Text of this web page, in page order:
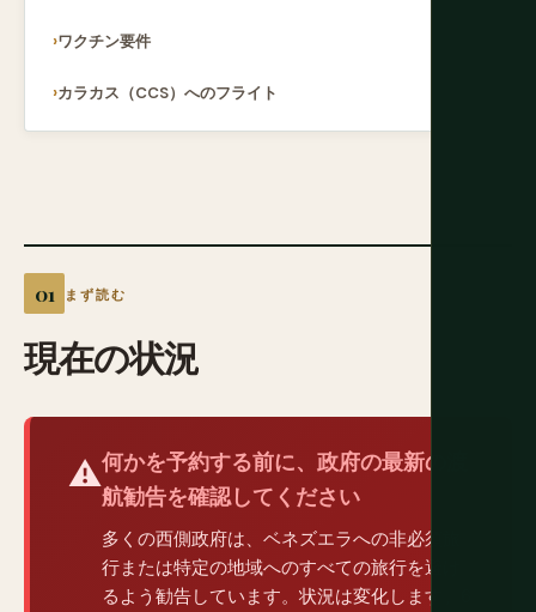
まず読む
現在の状況
⚠️何かを予約する前に、政府の最新の渡
航勧告を確認してください
多くの西側政府は、ベネズエラへの非必須旅
行または特定の地域へのすべての旅行を避け
るよう勧告しています。状況は変化します。6
ワクチン要件
カラカス（CCS）へのフライト